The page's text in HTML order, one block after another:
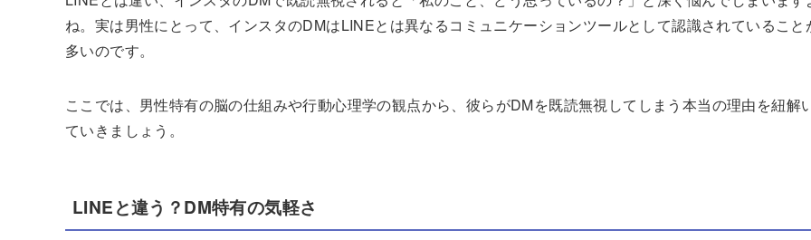
ね。実は男性にとって、インスタのDMはLINEとは異なるコミュニケーションツールとして認識されていること
多いのです。
ここでは、男性特有の脳の仕組みや行動心理学の観点から、彼らがDMを既読無視してしまう本当の理由を紐解
ていきましょう。
LINEと違う？DM特有の気軽さ